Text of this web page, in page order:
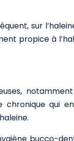
sur
propice à
chronique qui
bucco-